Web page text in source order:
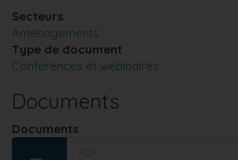
Secteurs
Aménagements
Type de document
Conférences et webinaires
Documents
Documents